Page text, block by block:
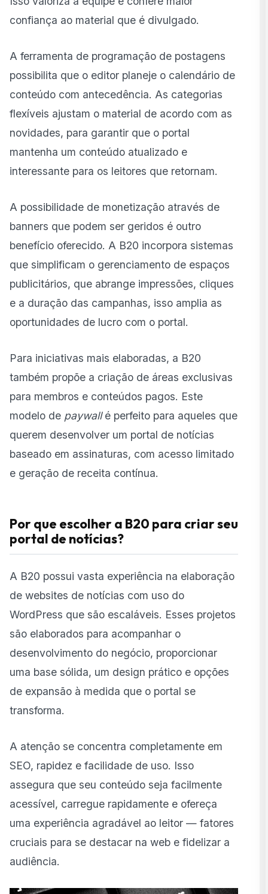
confiança ao material que é divulgado.
A ferramenta de programação de postagens
possibilita que o editor planeje o calendário de
conteúdo com antecedência. As categorias
flexíveis ajustam o material de acordo com as
novidades, para garantir que o portal
mantenha um conteúdo atualizado e
interessante para os leitores que retornam.
A possibilidade de monetização através de
banners que podem ser geridos é outro
benefício oferecido. A B20 incorpora sistemas
que simplificam o gerenciamento de espaços
publicitários, que abrange impressões, cliques
e a duração das campanhas, isso amplia as
oportunidades de lucro com o portal.
Para iniciativas mais elaboradas, a B20
também propõe a criação de áreas exclusivas
para membros e conteúdos pagos. Este
modelo de paywallé perfeito para aqueles que
querem desenvolver um portal de notícias
baseado em assinaturas, com acesso limitado
e geração de receita contínua.
Por que escolher a B20 para criar seu
portal de notícias?
A B20 possui vasta experiência na elaboração
de websites de notícias com uso do
WordPress que são escaláveis. Esses projetos
são elaborados para acompanhar o
desenvolvimento do negócio, proporcionar
uma base sólida, um design prático e opções
de expansão à medida que o portal se
transforma.
A atenção se concentra completamente em
SEO, rapidez e facilidade de uso. Isso
assegura que seu conteúdo seja facilmente
acessível, carregue rapidamente e ofereça
uma experiência agradável ao leitor — fatores
cruciais para se destacar na web e fidelizar a
audiência.